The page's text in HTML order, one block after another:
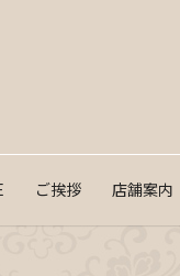
ご挨拶 店舗案内